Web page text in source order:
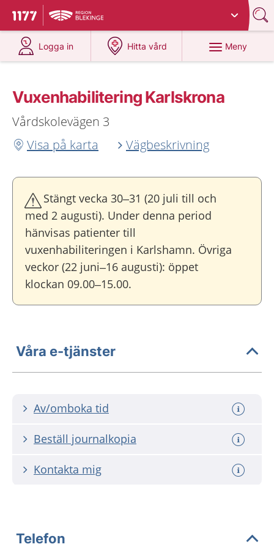
Till startsidan för 1177
Du har valt region
Logga in
på 1177.se
Hitta vård
på 1177.se
Meny
Vuxenhabilitering Karlskrona
Vårdskolevägen 3
Visa på karta
Vägbeskrivning
Stängt vecka 30–31 (20 juli till och
med 2 augusti). Under denna period
hänvisas patienter till
vuxenhabiliteringen i Karlshamn. Övriga
veckor (22 juni–16 augusti): öppet
klockan 09.00–15.00.
Våra e-tjänster
Av/omboka tid
Beställ journalkopia
Kontakta mig
Telefon